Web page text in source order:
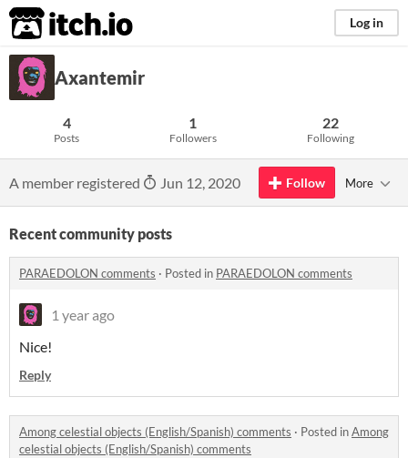
itch.io Log in
Axantemir
4
Posts
1
Followers
22
Following
A member registered Jun 12, 2020 Follow More
Recent community posts
PARAEDOLON comments · Posted in PARAEDOLON comments
1 year ago
Nice!
Reply
Among celestial objects (English/Spanish) comments · Posted inAmong
celestial objects (English/Spanish) comments